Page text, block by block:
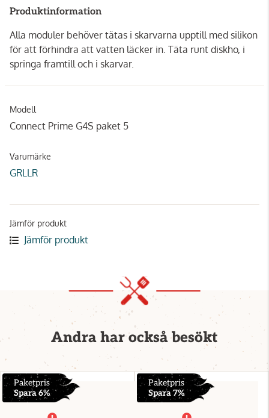
Produktinformation
Alla moduler behöver tätas i skarvarna upptill med silikon
för att förhindra att vatten läcker in. Täta runt diskho, i
springa framtill och i skarvar.
Modell
Connect Prime G4S paket 5
Varumärke
GRLLR
Jämför produkt
Jämför produkt
Andra har också besökt
Paketpris
Spara 6%
Paketpris
Spara 7%